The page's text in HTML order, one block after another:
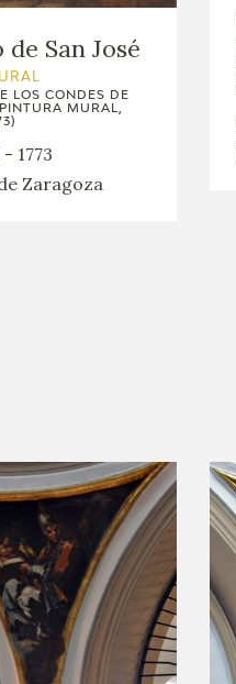
de San José
LOS CONDES DE
MURAL,
- 1773
Zaragoza